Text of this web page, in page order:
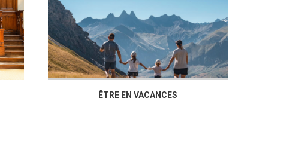
ÊTRE EN VACANCES